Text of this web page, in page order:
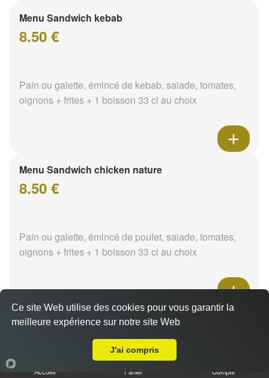
Menu Sandwich kebab
8.50 €
Pain ou galette, émincé de kebab, salade, tomates,
oignons + frites + 1 boisson 33 cl au choix
Menu Sandwich chicken nature
8.50 €
Pain ou galette, émincé de poulet, salade, tomates,
oignons + frites + 1 boisson 33 cl au choix
Menu Sandwich chicken tikka
Accueil Panier Compte
Ce site Web utilise des cookies pour vous garantir la
meilleure expérience sur notre site Web
J'ai compris